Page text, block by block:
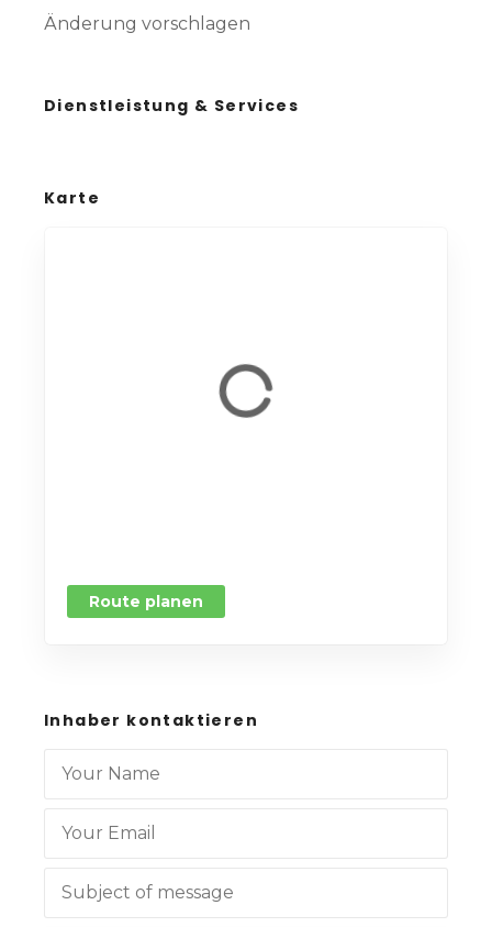
Änderung vorschlagen
Dienstleistung & Services
Karte
Route planen
Inhaber kontaktieren